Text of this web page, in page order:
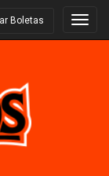
Boletas